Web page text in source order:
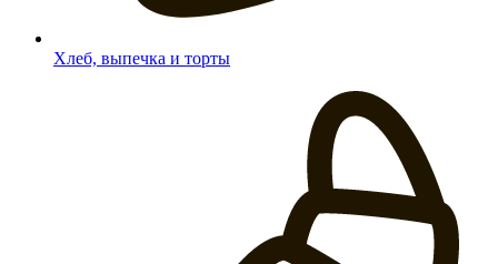
Хлеб, выпечка и торты